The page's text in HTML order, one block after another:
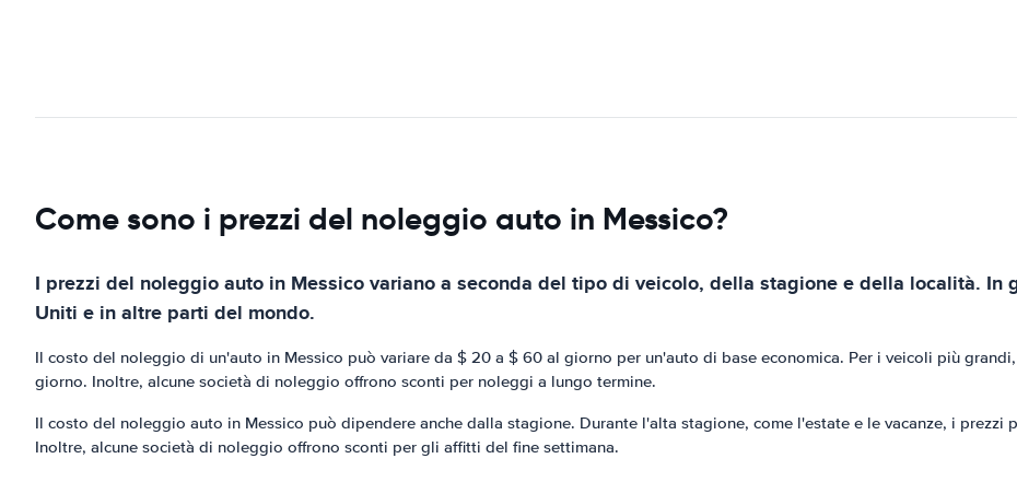
Come sono i prezzi del noleggio auto in Messico?
I prezzi del noleggio auto in Messico variano a seconda del tipo di veicolo, della stagione e della località. In
Uniti e in altre parti del mondo.
Il costo del noleggio di un'auto in Messico può variare da $ 20 a $ 60 al giorno per un'auto di base economica. Per i veicoli più
giorno. Inoltre, alcune società di noleggio offrono sconti per noleggi a lungo termine.
Il costo del noleggio auto in Messico può dipendere anche dalla stagione. Durante l'alta stagione, come l'estate e le vacanze, i
Inoltre, alcune società di noleggio offrono sconti per gli affitti del fine settimana.